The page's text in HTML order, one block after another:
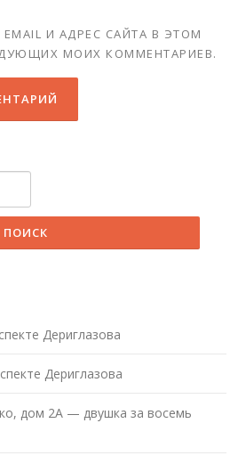
И АДРЕС САЙТА В ЭТОМ
МОИХ КОММЕНТАРИЕВ.
Дериглазова
Дериглазова
дом 2А — двушка за восемь